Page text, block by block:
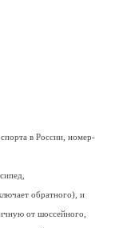
в России, номер-
обратного), и
от шоссейного,